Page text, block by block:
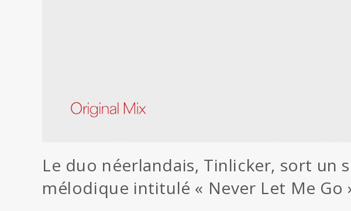
Le duo néerlandais, Tinlicker, sort un
mélodique intitulé « Never Let Me Go